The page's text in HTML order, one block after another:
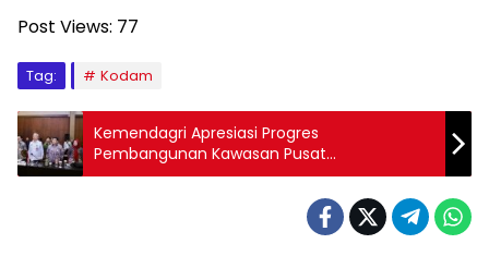
Post Views: 77
Tag: Kodam
Kemendagri Apresiasi Progres
Pembangunan Kawasan Pusat
Pemerintahan Provinsi Papua Selatan